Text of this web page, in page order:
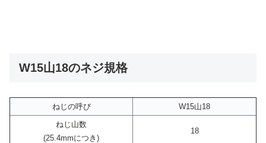
W15山18のネジ規格
ねじの呼び
W15山18
ねじ山数
(25.4mmにつき)
18